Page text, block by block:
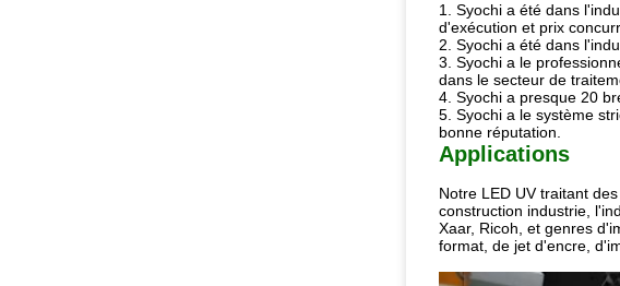
1. Syochi a été dans
d'exécution et prix
2. Syochi a été dans
3. Syochi a le
dans le secteur de
4. Syochi a presque 20
5. Syochi a le système
bonne réputation.
Applications
Notre LED UV traitant
construction industrie,
Xaar, Ricoh, et genres
format, de jet d'encre,